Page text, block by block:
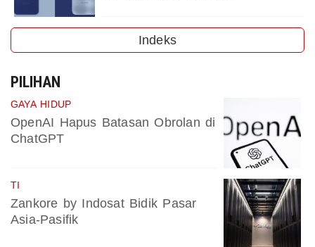
Indeks
PILIHAN
GAYA HIDUP
OpenAI Hapus Batasan Obrolan di
ChatGPT
TI
Zankore by Indosat Bidik Pasar
Asia-Pasifik